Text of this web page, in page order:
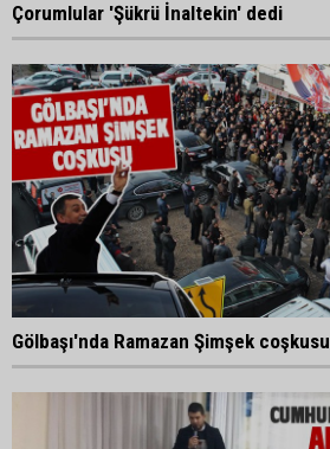
Çorumlular 'Şükrü İnaltekin' dedi
Gölbaşı'nda Ramazan Şimşek coşkusu